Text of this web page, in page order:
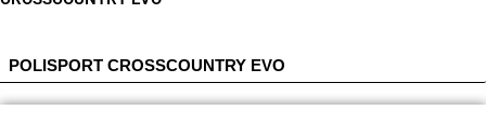
POLISPORT CROSSCOUNTRY EVO